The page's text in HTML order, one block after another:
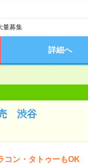
量募集
詳細へ
売 渋谷
コン・タトゥーもOK